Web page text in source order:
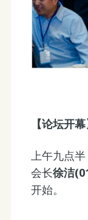
【论坛开幕
上午九点
会长徐洁
开始。